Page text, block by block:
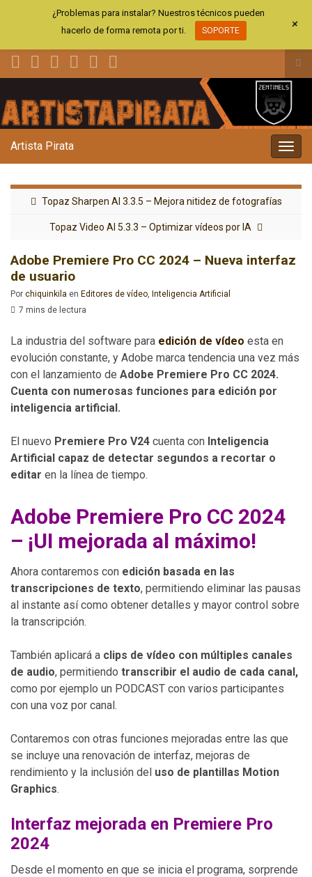
el
la
Artista Pirata
Topaz Sharpen AI 3.3.5 – Mejora nitidez de fotografías
Topaz Video AI 5.3.3 – Optimizar vídeos por IA
Adobe Premiere Pro CC 2024 – Nueva interfaz
de usuario
Por chiquinkila en Editores de vídeo, Inteligencia Artificial
7 mins de lectura
La industria del software para edición de vídeo esta en
evolución constante, y Adobe marca tendencia una vez más
con el lanzamiento de Adobe Premiere Pro CC 2024.
Cuenta con numerosas funciones para edición por
inteligencia artificial.
El nuevo Premiere Pro V24 cuenta con Inteligencia
Artificial capaz de detectar segundos a recortar o
editar en la línea de tiempo.
Adobe Premiere Pro CC 2024
– ¡UI mejorada al máximo!
Ahora contaremos con edición basada en las
transcripciones de texto, permitiendo eliminar las pausas
al instante así como obtener detalles y mayor control sobre
la transcripción.
También aplicará a clips de vídeo con múltiples canales
de audio, permitiendo transcribir el audio de cada canal,
como por ejemplo un PODCAST con varios participantes
con una voz por canal.
Contaremos con otras funciones mejoradas entre las que
se incluye una renovación de interfaz, mejoras de
rendimiento y la inclusión del uso de plantillas Motion
Graphics.
Interfaz mejorada en Premiere Pro
2024
Desde el momento en que se inicia el programa, sorprende
¿Problemas para instalar? Nuestros técnicos pueden
hacerlo de forma remota por ti.
SOPORTE +